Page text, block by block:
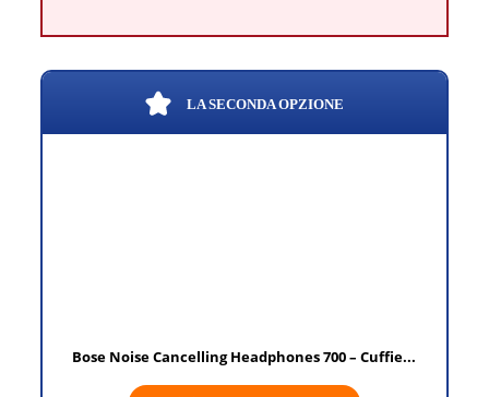
LA SECONDA OPZIONE
Bose Noise Cancelling Headphones 700 – Cuffie...